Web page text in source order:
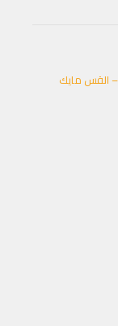
خدمة الكنيسة المباشر يوم الأحد ٢ أغسطس ٢٠٢٦ – القس مايك